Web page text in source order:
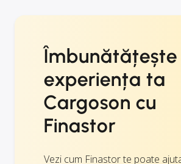
Îmbunătățește
experiența ta
Cargoson cu
Finastor
Vezi cum Finastor te poate